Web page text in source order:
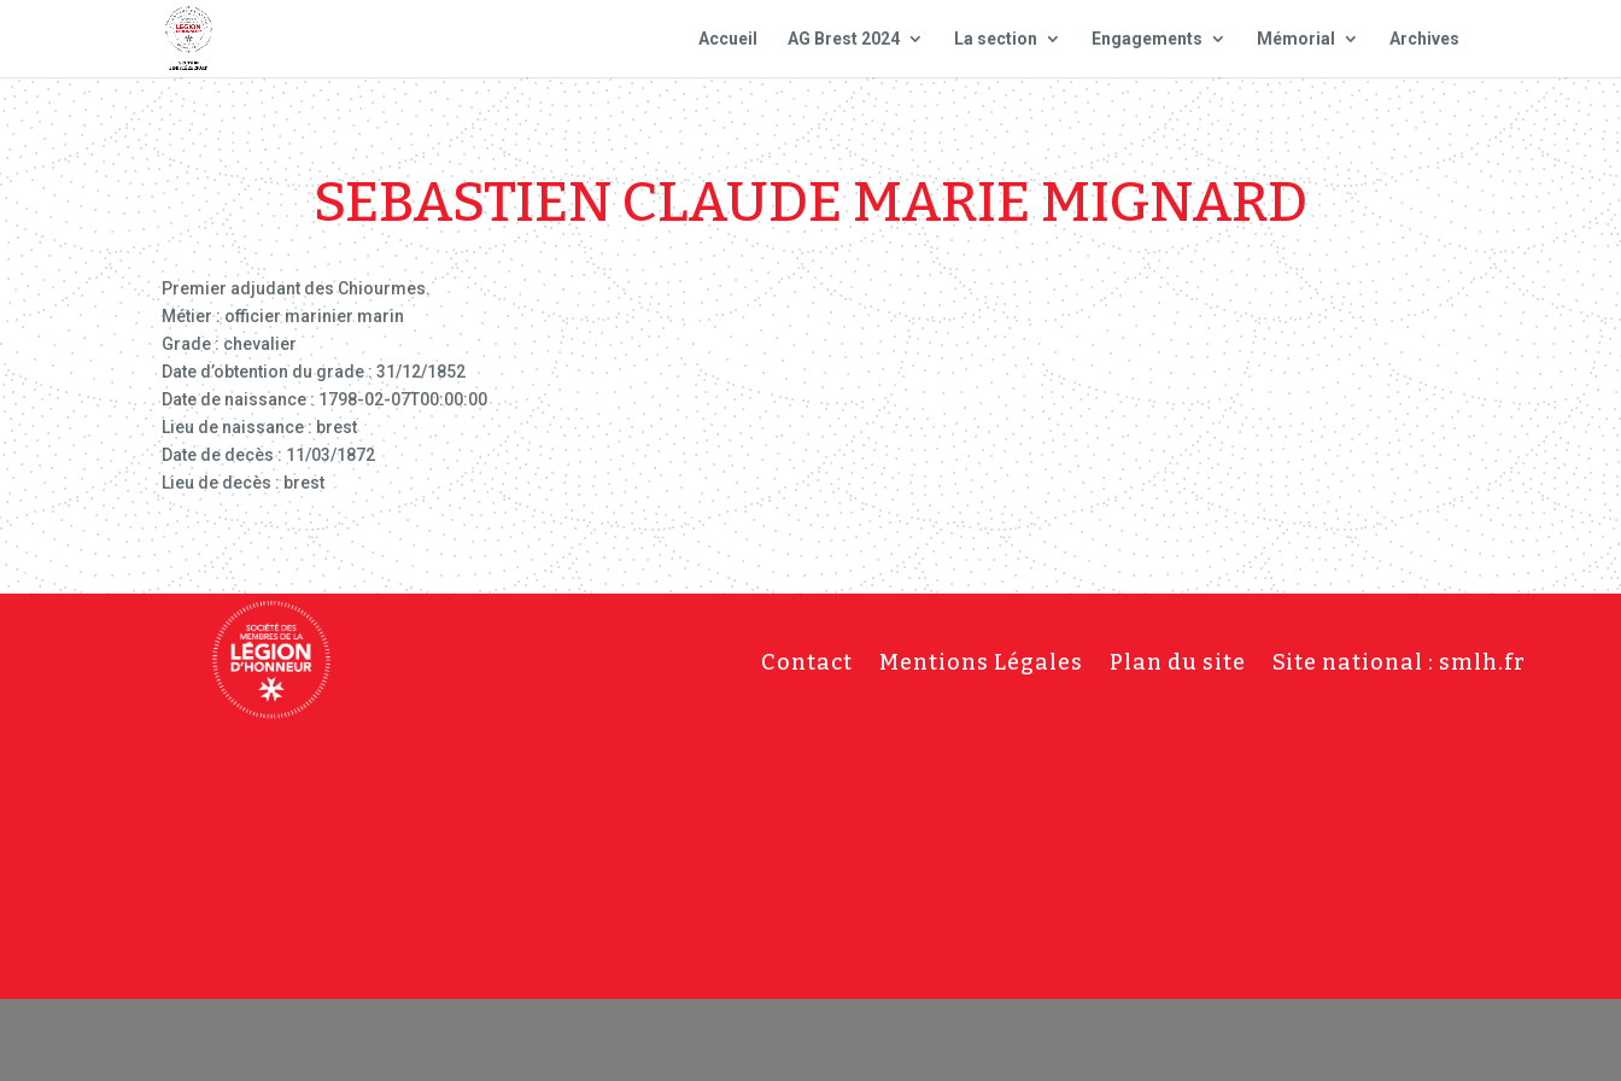
Accueil AG Brest 2024 La section Engagements Mémorial Archives
SEBASTIEN CLAUDE MARIE MIGNARD
Premier adjudant des Chiourmes.
Métier : officier marinier marin
Grade : chevalier
Date d’obtention du grade : 31/12/1852
Date de naissance : 1798-02-07T00:00:00
Lieu de naissance : brest
Date de decès : 11/03/1872
Lieu de decès : brest
Contact Mentions Légales Plan du site Site national : smlh.fr